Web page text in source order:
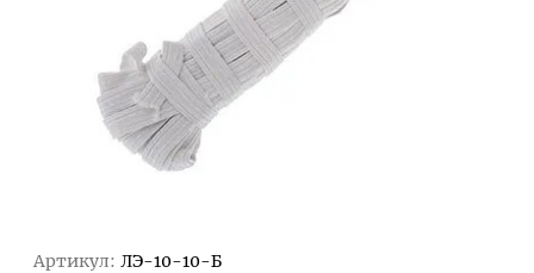
Артикул: ЛЭ-10-10-Б